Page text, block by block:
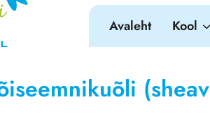
Avaleht Kool